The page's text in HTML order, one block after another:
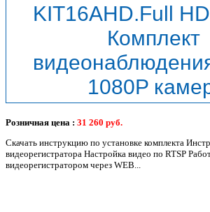
KIT16AHD.Full
Комплект
1080P
Розничная цена : 31 260 руб.
Скачать инструкцию по установке комплекта
видеорегистратора Настройка видео по RTSP
видеорегистратором через WEB...